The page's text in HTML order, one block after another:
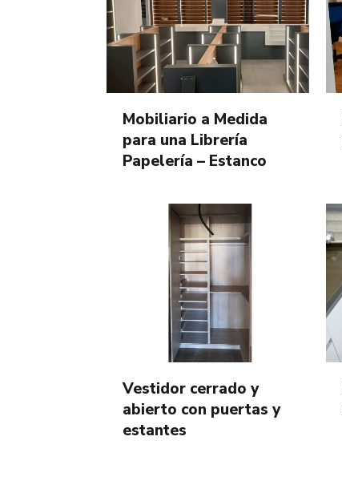
Mobiliario a Medida
para una Librería
Papelería – Estanco
Vestidor cerrado y
abierto con puertas y
estantes